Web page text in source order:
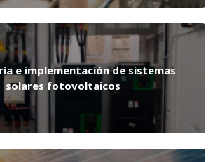
e implementación de sistemas
solares fotovoltaicos